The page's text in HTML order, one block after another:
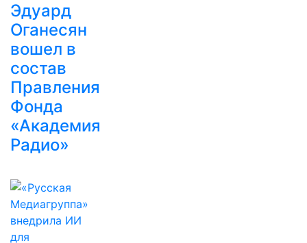
Эдуард
Оганесян
вошел в
состав
Правления
Фонда
«Академия
Радио»